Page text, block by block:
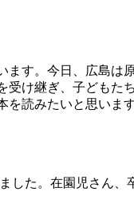
す。今日、広島
け継ぎ、子ども
読みたいと思います
した。在園児さん